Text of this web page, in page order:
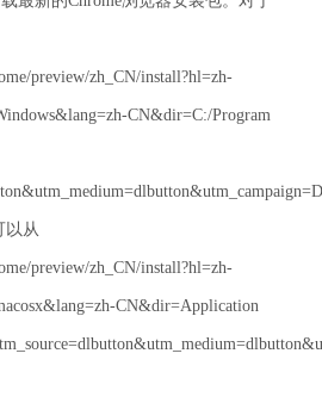
preview/zh_CN/install?hl=zh-
CN&dir=C:/Program
以从
preview/zh_CN/install?hl=zh-
CN&dir=Application